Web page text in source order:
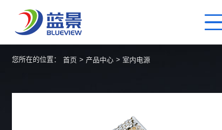
您所在的位置： 首页 > 产品中心 > 室内电源